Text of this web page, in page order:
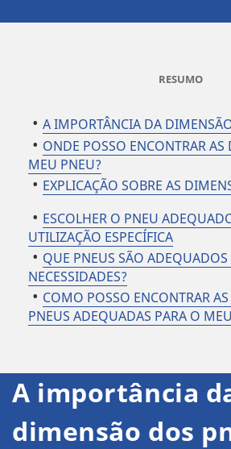
RESUMO
A IMPORTÂNCIA DA
ONDE POSSO ENCONTRAR
MEU PNEU?
EXPLICAÇÃO SOBRE AS
ESCOLHER O PNEU
UTILIZAÇÃO ESPECÍFICA
QUE PNEUS SÃO ADEQUADOS
NECESSIDADES?
COMO POSSO ENCONTRAR
PNEUS ADEQUADAS PARA O
A importância
dimensão dos